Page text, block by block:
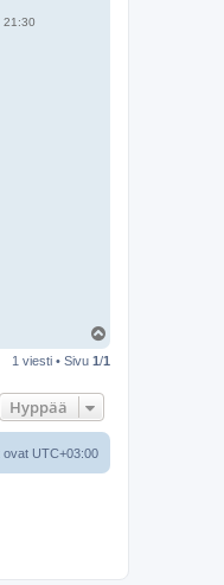
21:30
ö
1 viesti • Sivu 1/1
Hyppää
ovat UTC+03:00